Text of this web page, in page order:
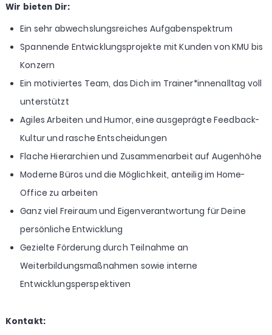
Wir bieten Dir:
Ein sehr abwechslungsreiches Aufgabenspektrum
Spannende Entwicklungsprojekte mit Kunden von KMU bis
Konzern
Ein motiviertes Team, das Dich im Trainer*innenalltag voll
unterstützt
Agiles Arbeiten und Humor, eine ausgeprägte Feedback-
Kultur und rasche Entscheidungen
Flache Hierarchien und Zusammenarbeit auf Augenhöhe
Moderne Büros und die Möglichkeit, anteilig im Home-
Office zu arbeiten
Ganz viel Freiraum und Eigenverantwortung für Deine
persönliche Entwicklung
Gezielte Förderung durch Teilnahme an
Weiterbildungsmaßnahmen sowie interne
Entwicklungsperspektiven
Kontakt: